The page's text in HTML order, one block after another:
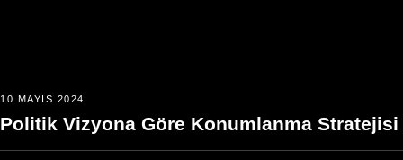
10 MAYIS 2024
Politik Vizyona Göre Konumlanma Stratejisi